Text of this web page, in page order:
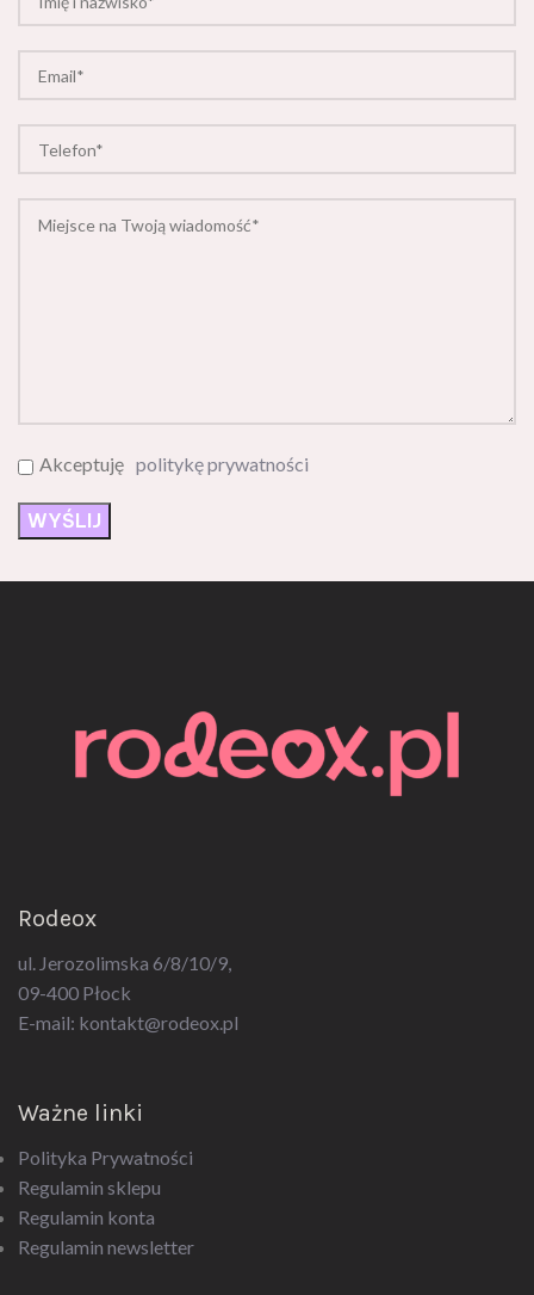
Akceptuję politykę prywatności
Rodeox
ul. Jerozolimska 6/8/10/9,
09-400 Płock
E-mail: kontakt@rodeox.pl
Ważne linki
Polityka Prywatności
Regulamin sklepu
Regulamin konta
Regulamin newsletter